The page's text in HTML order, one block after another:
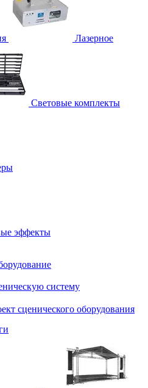
Лазерное
Световые комплекты
эффекты
систему
сценического оборудования